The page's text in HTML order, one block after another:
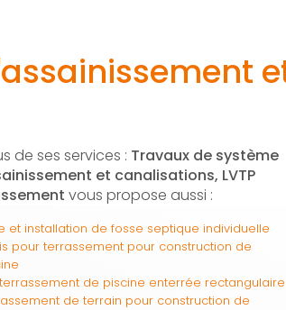
de ses services : Travaux de système
et canalisations, LVTP
vous propose aussi :
et installation de fosse septique individuelle
pour terrassement pour construction de
terrassement de piscine enterrée rectangulaire
de terrain pour construction de